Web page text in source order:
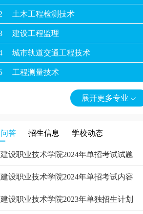
土木工程检测技术
建设工程监理
城市轨道交通工程技术
工程测量技术
工业机器人技术
建设工程技术
展开更多专业 
答 招生信息 学校动态
设职业技术学院2024年单招考试试题
设职业技术学院2024年单招考试内容
设职业技术学院2023年单独招生计划